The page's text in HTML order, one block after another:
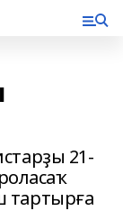
21-
тартырға